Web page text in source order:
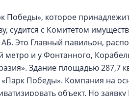
которое
судится с Комитетом
Это Главный павильон,
метро и у Фонтанного,
Здание площадью 287,7
«Парк Победы». Компания на
объект. Но